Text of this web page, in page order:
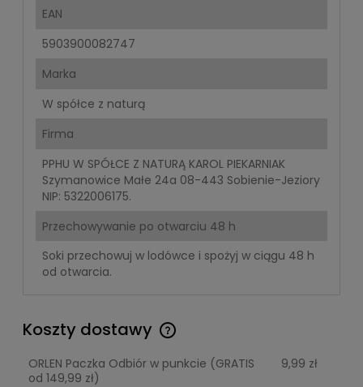
EAN
5903900082747
Marka
W spółce z naturą
Firma
PPHU W SPÓŁCE Z NATURĄ KAROL PIEKARNIAK
Szymanowice Małe 24a 08-443 Sobienie-Jeziory
NIP: 5322006175.
Przechowywanie po otwarciu 48 h
Soki przechowuj w lodówce i spożyj w ciągu 48 h
od otwarcia.
Koszty dostawy
Cena nie zawiera ewentualnych kosztów płatności
ORLEN Paczka Odbiór w punkcie (GRATIS
od 149,99 zł)
9,99 zł